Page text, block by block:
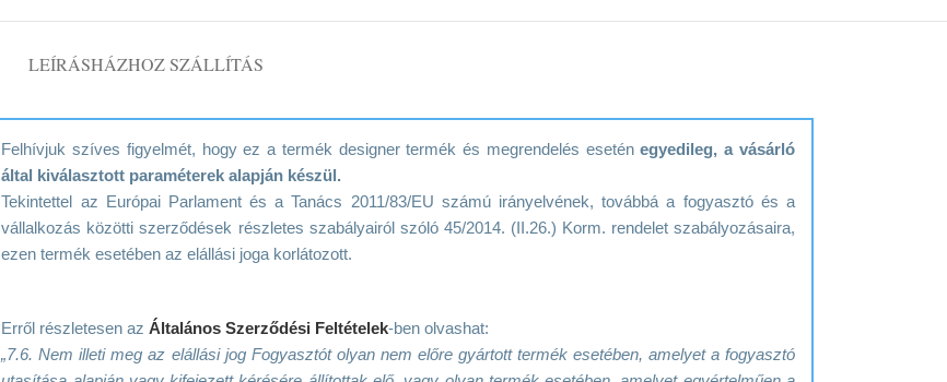
LEÍRÁSHÁZHOZ SZÁLLÍTÁS
Felhívjuk szíves figyelmét, hogy ez a termék designer termék és megrendelés eseténegyedileg, a vásárló
által kiválasztott paraméterek alapján készül.
Tekintettel az Európai Parlament és a Tanács 2011/83/EU számú irányelvének, továbbá a fogyasztó és a
vállalkozás közötti szerződések részletes szabályairól szóló 45/2014. (II.26.) Korm. rendelet szabályozásaira,
ezen termék esetében az elállási joga korlátozott.
Erről részletesen azÁltalános Szerződési Feltételek-ben olvashat:
„7.6. Nem illeti meg az elállási jog Fogyasztót olyan nem előre gyártott termék esetében, amelyet a fogyasztó